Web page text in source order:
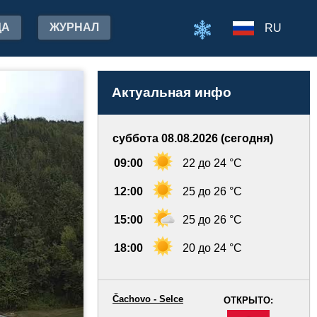
ЖУРНАЛ RU
Актуальная инфо
суббота 08.08.2026 (сегодня)
09:00 22 до 24 °C
12:00 25 до 26 °C
15:00 25 до 26 °C
18:00 20 до 24 °C
ОТКРЫТО:
Čachovo - Selce